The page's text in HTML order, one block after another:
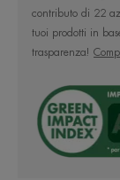
pelle e gli
suoi filtri
impatto su
contributo di 22
tuoi prodotti in
trasparenza!